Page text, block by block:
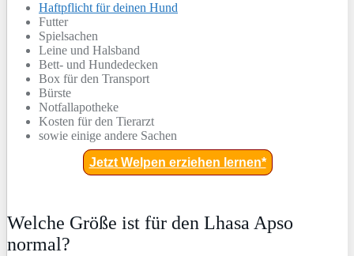
Haftpflicht für deinen Hund
Futter
Spielsachen
Leine und Halsband
Bett- und Hundedecken
Box für den Transport
Bürste
Notfallapotheke
Kosten für den Tierarzt
sowie einige andere Sachen
Jetzt Welpen erziehen lernen*
Welche Größe ist für den Lhasa Apso
normal?